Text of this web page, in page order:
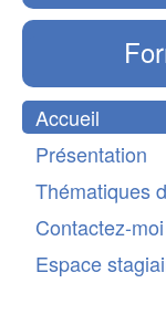
Accueil
Présentation
Thématiques
Contactez-moi
Espace